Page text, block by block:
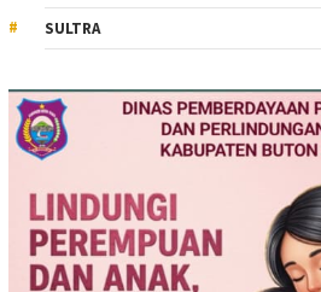
SULTRA